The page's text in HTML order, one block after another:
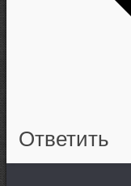
Ответить